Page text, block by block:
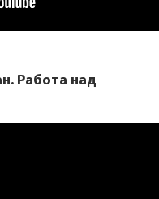
Работа над